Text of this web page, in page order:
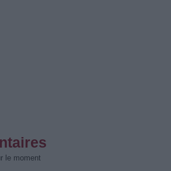
le moment